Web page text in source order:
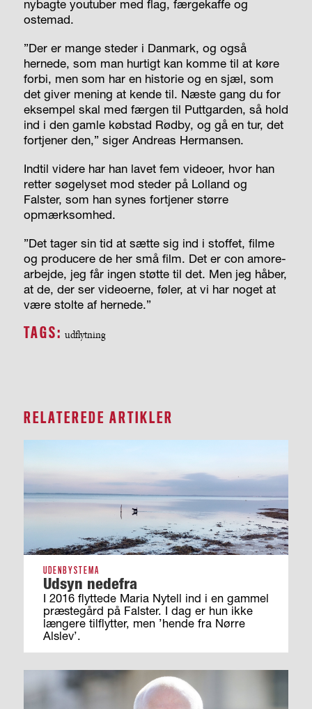
nybagte you­tuber med flag, færgekaffe og
ostemad.
”Der er mange steder i Danmark, og også
hernede, som man hurtigt kan komme til at køre
forbi, men som har en historie og en sjæl, som
det giver mening at kende til. Næste gang du for
eksempel skal med færgen til Puttgarden, så hold
ind i den gamle købstad Rødby, og gå en tur, det
fortjener den,” siger Andreas Hermansen.
Indtil videre har han lavet fem videoer, hvor han
retter søgelyset mod steder på Lolland og
Falster, som han synes fortjener større
opmærksomhed.
”Det tager sin tid at sætte sig ind i stoffet, filme
og producere de her små film. Det er con amore-
arbejde, jeg får ingen støtte til det. Men jeg håber,
at de, der ser videoerne, føler, at vi har noget at
være stolte af hernede.”
TAGS: udflytning
RELATEREDE ARTIKLER
UDENBYSTEMA
Udsyn nedefra
I 2016 flyttede Maria Nytell ind i en gammel
præstegård på Falster. I dag er hun ikke
længere tilflytter, men ’hende fra Nørre
Alslev’.